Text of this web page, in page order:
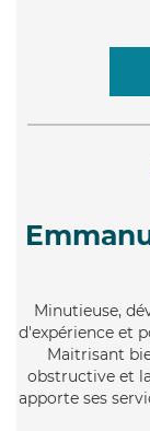
Minutieuse,
d'expérience et
Maitrisant
obstructive et
apporte ses